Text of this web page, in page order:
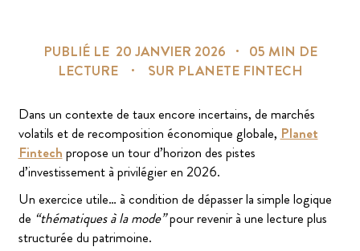
PUBLIÉ LE 20 JANVIER 2026 ⸱ 05 MIN DE
LECTURE ⸱ SUR PLANETE FINTECH
Dans un contexte de taux encore incertains, de marchés
volatils et de recomposition économique globale, Planet
Fintech propose un tour d’horizon des pistes
d’investissement à privilégier en 2026.
Un exercice utile… à condition de dépasser la simple logique
de “thématiques à la mode”pour revenir à une lecture plus
structurée du patrimoine.